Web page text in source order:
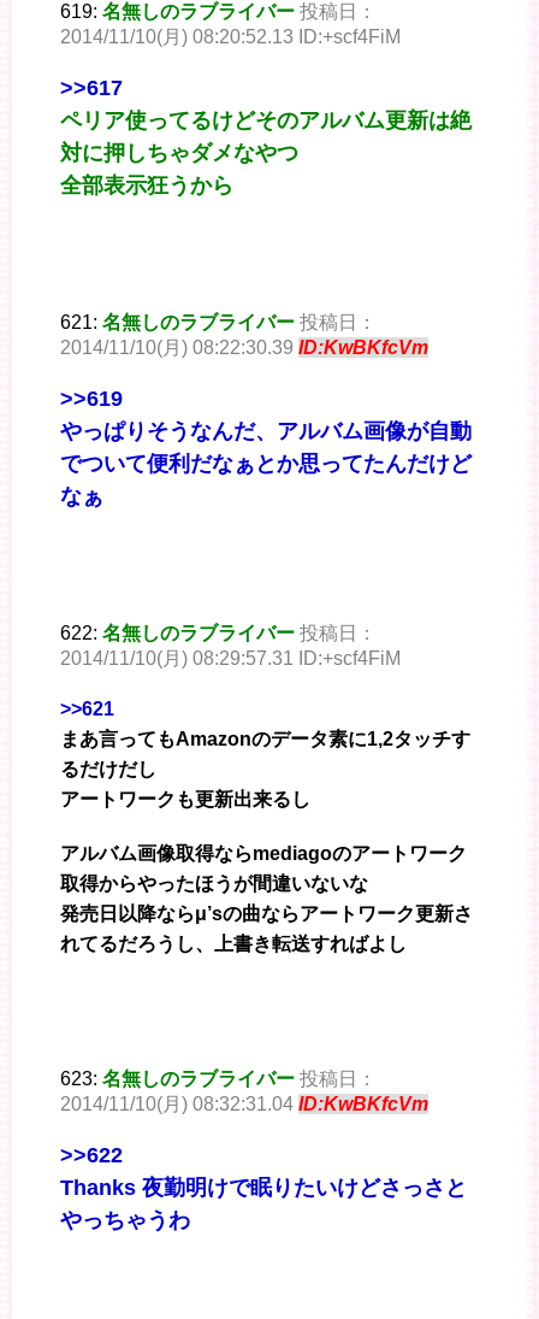
619: 名無しのラブライバー 投稿日：
2014/11/10(月) 08:20:52.13 ID:+scf4FiM
>>617
ペリア使ってるけどそのアルバム更新は絶
対に押しちゃダメなやつ
全部表示狂うから
621: 名無しのラブライバー 投稿日：
2014/11/10(月) 08:22:30.39 ID:KwBKfcVm
>>619
やっぱりそうなんだ、アルバム画像が自動
でついて便利だなぁとか思ってたんだけど
なぁ
622: 名無しのラブライバー 投稿日：
2014/11/10(月) 08:29:57.31 ID:+scf4FiM
>>621
まあ言ってもAmazonのデータ素に1,2タッチす
るだけだし
アートワークも更新出来るし
アルバム画像取得ならmediagoのアートワーク
取得からやったほうが間違いないな
発売日以降ならμ’sの曲ならアートワーク更新さ
れてるだろうし、上書き転送すればよし
623: 名無しのラブライバー 投稿日：
2014/11/10(月) 08:32:31.04 ID:KwBKfcVm
>>622
Thanks 夜勤明けで眠りたいけどさっさと
やっちゃうわ